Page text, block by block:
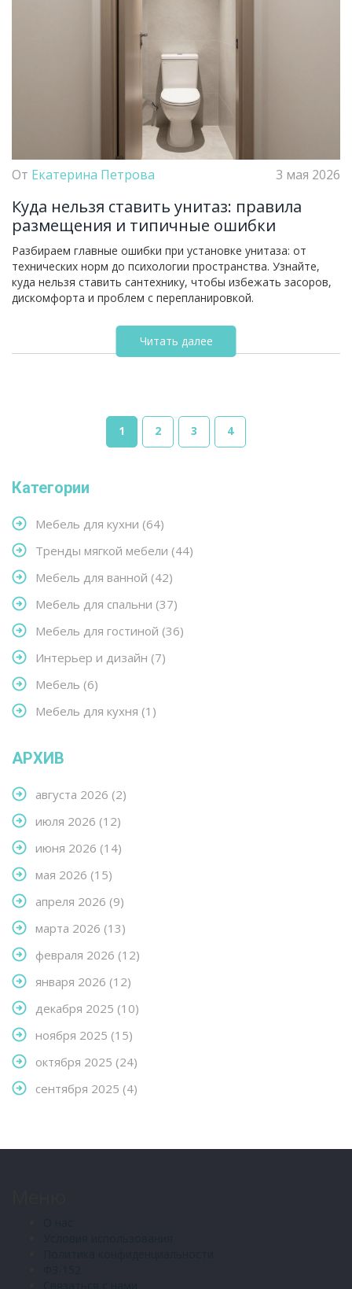
От Екатерина Петрова 3 мая 2026
Куда нельзя ставить унитаз: правила
размещения и типичные ошибки
Разбираем главные ошибки при установке унитаза: от
технических норм до психологии пространства. Узнайте,
куда нельзя ставить сантехнику, чтобы избежать засоров,
дискомфорта и проблем с перепланировкой.
Читать далее
1 2 3 4
Категории
Мебель для кухни (64)
Тренды мягкой мебели (44)
Мебель для ванной (42)
Мебель для спальни (37)
Мебель для гостиной (36)
Интерьер и дизайн (7)
Мебель (6)
Мебель для кухня (1)
АРХИВ
августа 2026 (2)
июля 2026 (12)
июня 2026 (14)
мая 2026 (15)
апреля 2026 (9)
марта 2026 (13)
февраля 2026 (12)
января 2026 (12)
декабря 2025 (10)
ноября 2025 (15)
октября 2025 (24)
сентября 2025 (4)